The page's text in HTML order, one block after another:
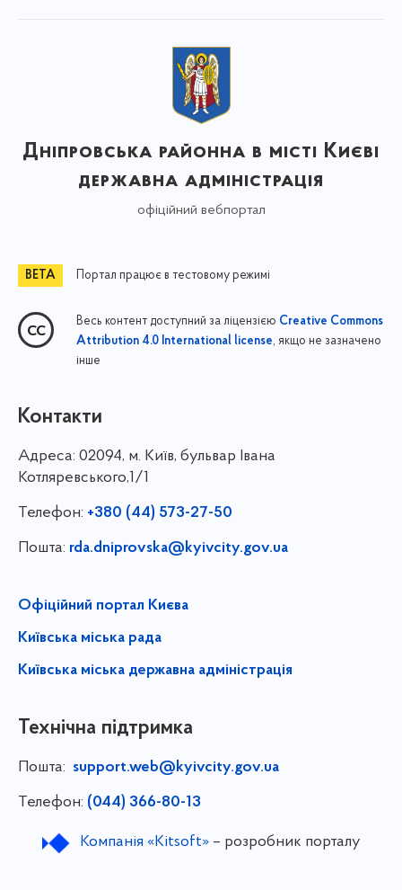
Дніпровська районна в місті Києві
державна адміністрація
офіційний вебпортал
Портал працює в тестовому режимі
Весь контент доступний за ліцензією Creative Commons
Attribution 4.0 International license, якщо не зазначено
інше
Контакти
Адреса: 02094, м. Київ, бульвар Івана
Котляревського,1/1
Телефон: +380 (44) 573-27-50
Пошта: rda.dniprovska@kyivcity.gov.ua
Офіційний портал Києва
Київська міська рада
Київська міська державна адміністрація
Технічна підтримка
Пошта: support.web@kyivcity.gov.ua
Телефон: (044) 366-80-13
Компанія «Kitsoft»– розробник порталу